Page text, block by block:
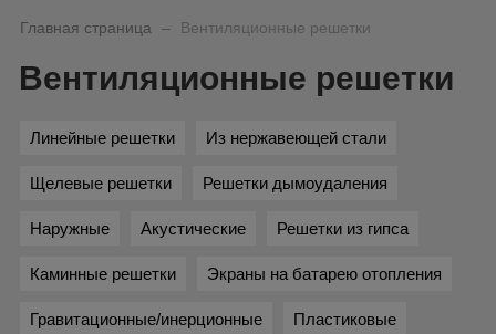
Главная страница Вентиляционные решетки
Вентиляционные решетки
Линейные решетки Из нержавеющей стали
Щелевые решетки Решетки дымоудаления
Наружные Акустические Решетки из гипса
Каминные решетки Экраны на батарею отопления
Гравитационные/инерционные Пластиковые